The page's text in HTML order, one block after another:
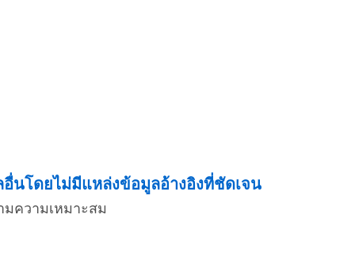
นโดยไม่มีแหล่งข้อมูลอ้างอิงที่ชัดเจน
ความเหมาะสม